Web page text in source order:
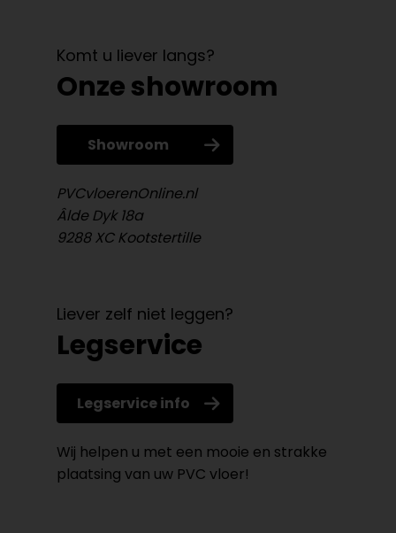
Komt u liever langs?
Onze showroom
Showroom
PVCvloerenOnline.nl
Âlde Dyk 18a
9288 XC Kootstertille
Liever zelf niet leggen?
Legservice
Legservice info
Wij helpen u met een mooie en strakke
plaatsing van uw PVC vloer!